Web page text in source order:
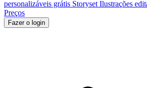
personalizáveis grátis Storyset Ilustrações
Preços
Fazer o login